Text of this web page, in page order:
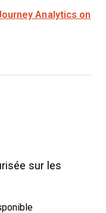
Analytics on
sur les